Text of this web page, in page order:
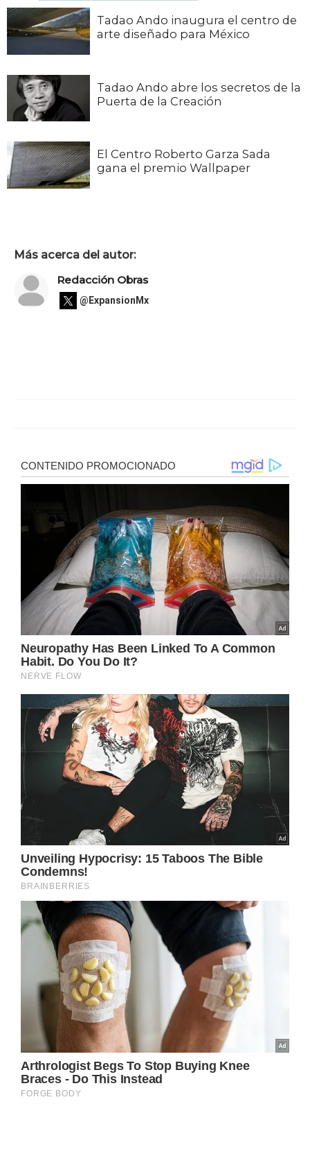
Tadao Ando inaugura el centro de
arte diseñado para México
Tadao Ando abre los secretos de la
Puerta de la Creación
El Centro Roberto Garza Sada
gana el premio Wallpaper
Más acerca del autor:
Redacción Obras
@ExpansionMx